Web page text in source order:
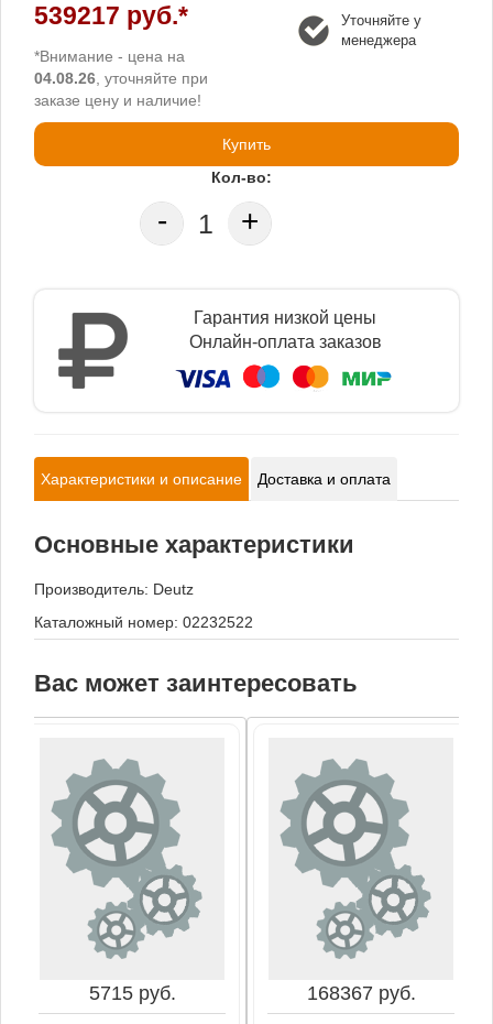
539217 руб.*
*Внимание - цена на
04.08.26 , уточняйте при
заказе цену и наличие!
Уточняйте у
менеджера
Купить
Кол-во:
- +
Гарантия низкой цены
Онлайн-оплата заказов
Характеристики и описание Доставка и оплата
Основные характеристики
Производитель: Deutz
Каталожный номер: 02232522
Вас может заинтересовать
5715 руб. 168367 руб.